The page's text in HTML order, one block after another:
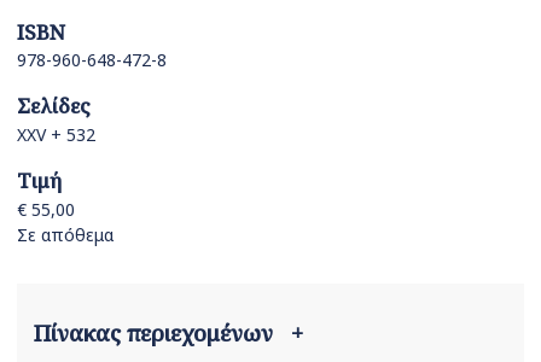
ISBN
978-960-648-472-8
Σελίδες
XXV + 532
Τιμή
€ 55,00
Σε απόθεμα
Πίνακας περιεχομένων +